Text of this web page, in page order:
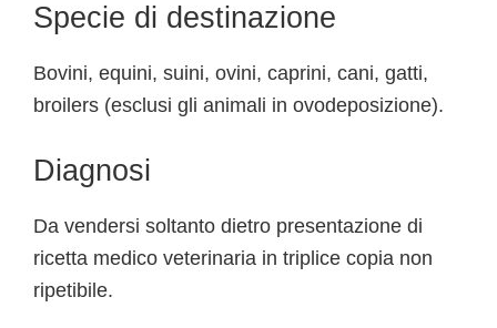
Specie di destinazione
Bovini, equini, suini, ovini, caprini, cani, gatti,
broilers (esclusi gli animali in ovodeposizione).
Diagnosi
Da vendersi soltanto dietro presentazione di
ricetta medico veterinaria in triplice copia non
ripetibile.